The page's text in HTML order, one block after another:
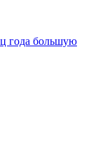
года большую